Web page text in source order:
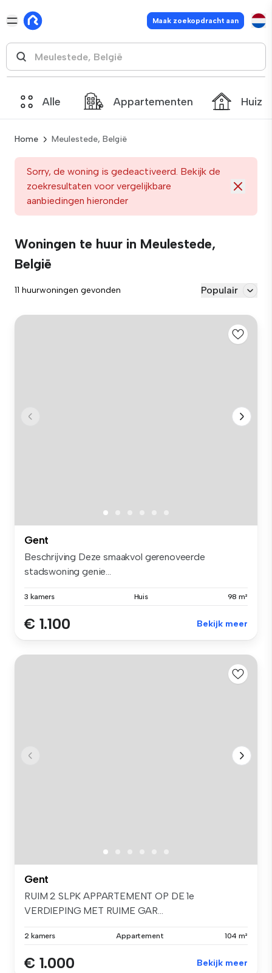
Maak zoekopdracht aan
Alle Appartementen
Home Meulestede, België
Sorry, de woning is gedeactiveerd. Bekijk de
zoekresultaten voor vergelijkbare
aanbiedingen hieronder
Woningen te huur in Meulestede,
België
11 huurwoningen gevonden Populair
Gent
Beschrijving Deze smaakvol gerenoveerde
stadswoning genie...
3 kamers Huis 98 m²
€ 1.100 Bekijk meer
Gent
RUIM 2 SLPK APPARTEMENT OP DE 1e
VERDIEPING MET RUIME GAR...
2 kamers Appartement 104 m²
€ 1.000 Bekijk meer